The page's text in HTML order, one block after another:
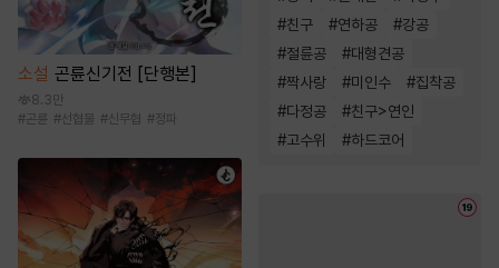
소설 곤륜신기전 [단행본]
8.3만
#곤륜 #선협물 #신무협 #정파
#친구 #연하공 #강공
#절륜공 #대형견공
#짝사랑 #미인수 #집착공
#다정공 #친구>연인
#고수위 #하드코어